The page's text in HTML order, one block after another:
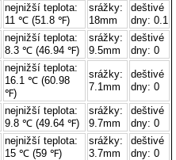
nejnižší teplota:
11 ℃ (51.8 ℉)
srážky:
18mm
deštivé
dny: 0.1
nejnižší teplota:
8.3 ℃ (46.94 ℉)
srážky:
9.5mm
deštivé
dny: 0
nejnižší teplota:
16.1 ℃ (60.98
℉)
srážky:
7.1mm
deštivé
dny: 0
nejnižší teplota:
9.8 ℃ (49.64 ℉)
srážky:
9.7mm
deštivé
dny: 0
nejnižší teplota:
15 ℃ (59 ℉)
srážky:
3.7mm
deštivé
dny: 0